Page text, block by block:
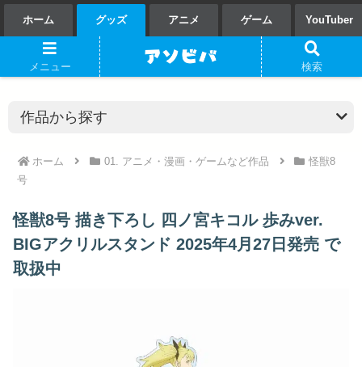
ホーム グッズ アニメ ゲーム YouTuber
ホーム 01. アニメ・漫画・ゲームなど作品
怪獣8
号
怪獣8号 描き下ろし 四ノ宮キコル 歩みver.
BIGアクリルスタンド 2025年4月27日発売 で
取扱中
メニュー 検索